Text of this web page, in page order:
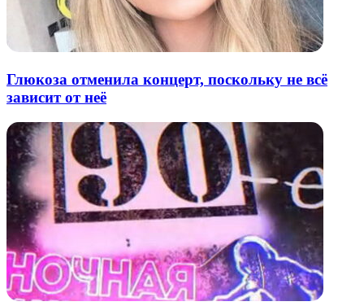
Глюкоза отменила концерт, поскольку не всё
зависит от неё